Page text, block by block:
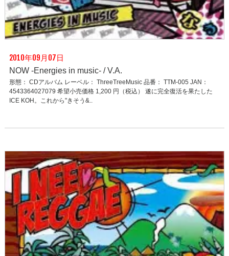
2010年09月07日
NOW -Energies in music- / V.A.
形態： CDアルバム レーベル： ThreeTreeMusic 品番： TTM-005 JAN：
4543364027079 希望小売価格 1,200 円（税込） 遂に完全復活を果たした
ICE KOH。これから"きそう&..